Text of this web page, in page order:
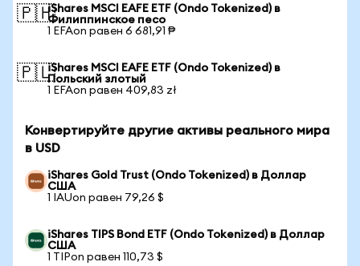
🇵🇭iShares MSCI EAFE ETF (Ondo Tokenized) в
Филиппинское песо
1 EFAon равен 6 681,91 ₱
🇵🇱iShares MSCI EAFE ETF (Ondo Tokenized) в
Польский злотый
1 EFAon равен 409,83 zł
Конвертируйте другие активы реального мира
в USD
iShares Gold Trust (Ondo Tokenized) в Доллар
США
1 IAUon равен 79,26 $
iShares TIPS Bond ETF (Ondo Tokenized) в Доллар
США
1 TIPon равен 110,73 $